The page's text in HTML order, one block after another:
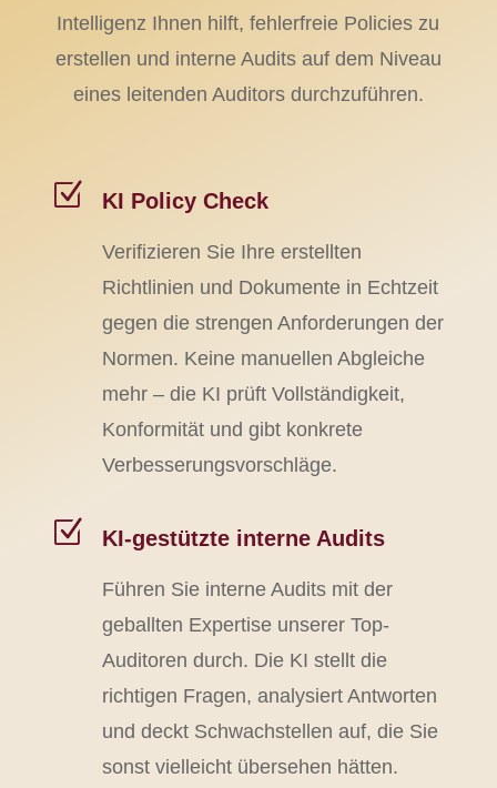
Intelligenz Ihnen hilft, fehlerfreie Policies zu
erstellen und interne Audits auf dem Niveau
eines leitenden Auditors durchzuführen.
Z KI Policy Check
Verifizieren Sie Ihre erstellten
Richtlinien und Dokumente in Echtzeit
gegen die strengen Anforderungen der
Normen. Keine manuellen Abgleiche
mehr – die KI prüft Vollständigkeit,
Konformität und gibt konkrete
Verbesserungsvorschläge.
Z KI-gestützte interne Audits
Führen Sie interne Audits mit der
geballten Expertise unserer Top-
Auditoren durch. Die KI stellt die
richtigen Fragen, analysiert Antworten
und deckt Schwachstellen auf, die Sie
sonst vielleicht übersehen hätten.